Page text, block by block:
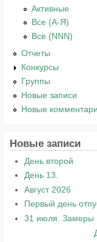
Активные
Все (А-Я)
Все (NNN)
Отчеты
Конкурсы
Группы
Новые записи
Новые
Новые записи
День второй
День 13.
Август 2026
Первый день
31 июля. Замеры